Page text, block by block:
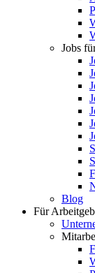
Jobs
Blog
Für